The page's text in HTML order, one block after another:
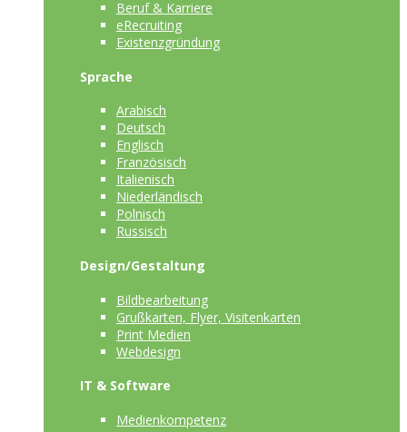
Beruf & Karriere
eRecruiting
Existenzgründung
Sprache
Arabisch
Deutsch
Englisch
Französisch
Italienisch
Niederländisch
Polnisch
Russisch
Design/Gestaltung
Bildbearbeitung
Grußkarten, Flyer, Visitenkarten
Print Medien
Webdesign
IT & Software
Medienkompetenz